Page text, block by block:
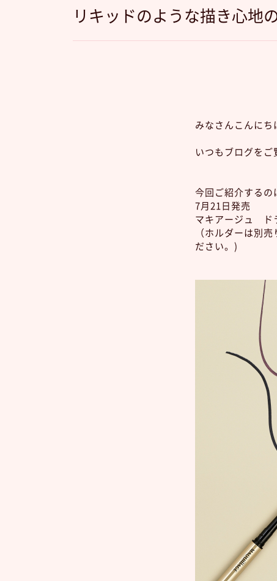
リキッドのような描き心地
みなさんこんにち
いつもブログをご
今回ご紹介するの
7月21日発売
マキアージュ ド
（ホルダーは別
ださい。)